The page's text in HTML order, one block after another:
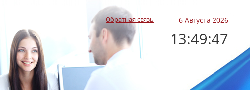
Обратная связь 6Августа 2026
13:49:47